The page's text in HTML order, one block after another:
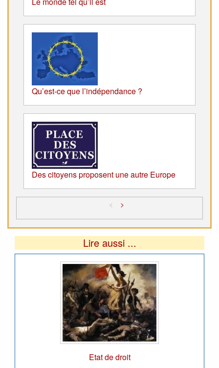
Qu’est-ce que l’indépendance ?
Des citoyens proposent une autre Europe
< >
Lire aussi ...
Etat de droit